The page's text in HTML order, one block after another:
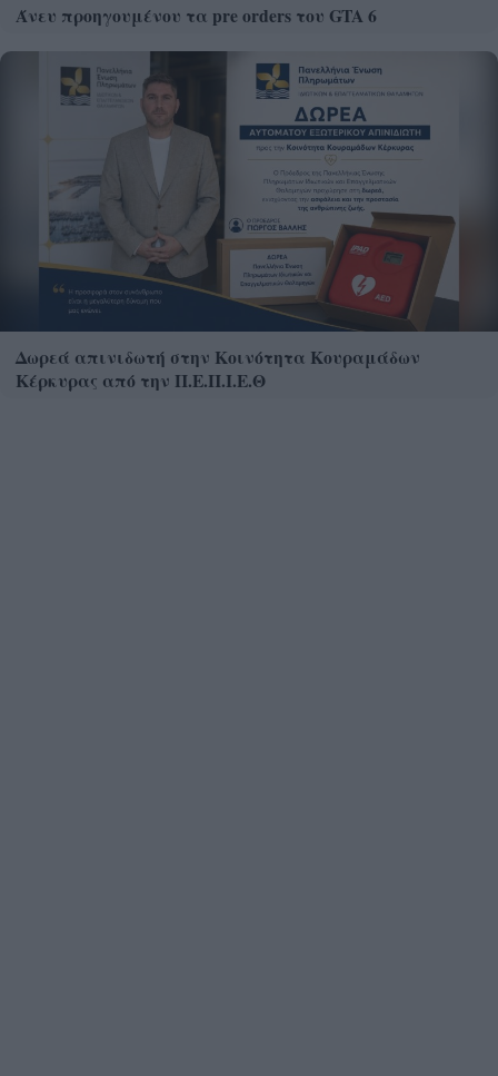
Άνευ προηγουμένου τα pre orders του GTA 6
Δωρεά απινιδωτή στην Κοινότητα Κουραμάδων
Κέρκυρας από την Π.Ε.Π.Ι.Ε.Θ